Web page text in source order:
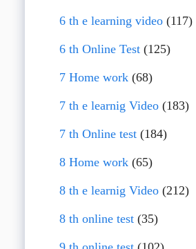
6 th e learning video(117)
6 th Online Test(125)
7 Home work(68)
7 th e learnig Video(183)
7 th Online test(184)
8 Home work(65)
8 th e learnig Video(212)
8 th online test(35)